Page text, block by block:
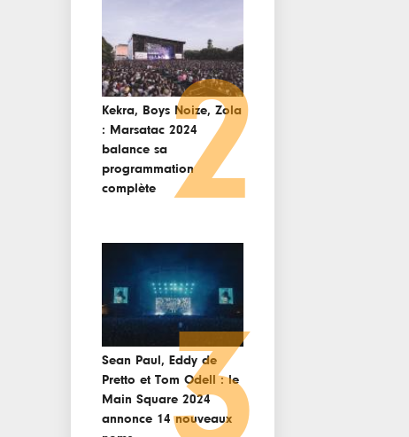
Kekra, Boys Noize, Zola
: Marsatac 2024
balance sa
programmation
complète
2
Sean Paul, Eddy de
Pretto et Tom Odell : le
Main Square 2024
annonce 14 nouveaux
3